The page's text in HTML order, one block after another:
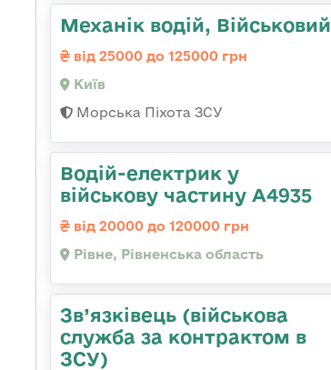
Механік водій, Військовий
від 25000 до 125000 грн
Київ
Морська Піхота ЗСУ
Водій-електрик у
військову частину А4935
від 20000 до 120000 грн
Рівне, Рівненська область
Зв’язківець (військова
служба за контрактом в
ЗСУ)